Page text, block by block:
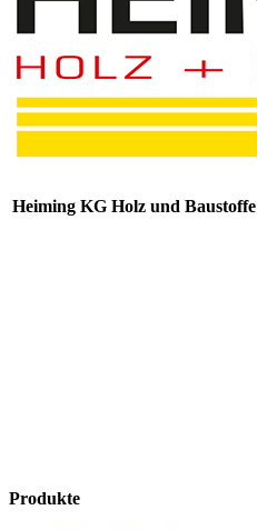
Heiming KG Holz und Baustoffe
Produkte